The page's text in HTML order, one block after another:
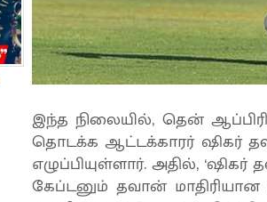
இந்த நிலையில், தென்
தொடக்க ஆட்டக்காரர் ஷிகர்
எழுப்பியுள்ளார். அதில்,
கேப்டனும் தவான் மாதிரியான